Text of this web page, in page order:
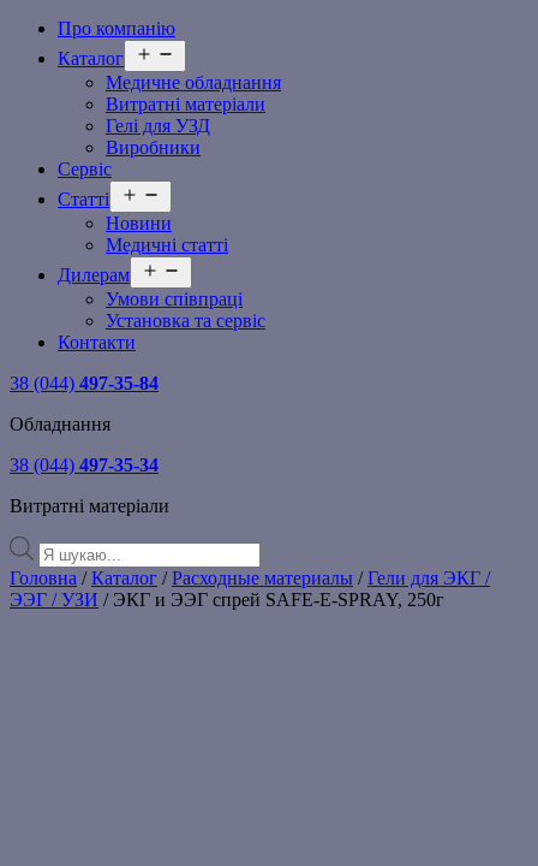
Про компанію
Каталог
меню
Медичне обладнання
Витратні матеріали
Гелі для УЗД
Виробники
Сервіс
Статті
меню
Новини
Медичні статті
Дилерам
меню
Умови співпраці
Установка та сервіс
Контакти
38 (044) 497-35-84
Обладнання
38 (044) 497-35-34
Витратні матеріали
Products
search
Головна /Каталог /Расходные материалы /Гели для ЭКГ /
ЭЭГ / УЗИ / ЭКГ и ЭЭГ спрей SAFE-E-SPRAY, 250г